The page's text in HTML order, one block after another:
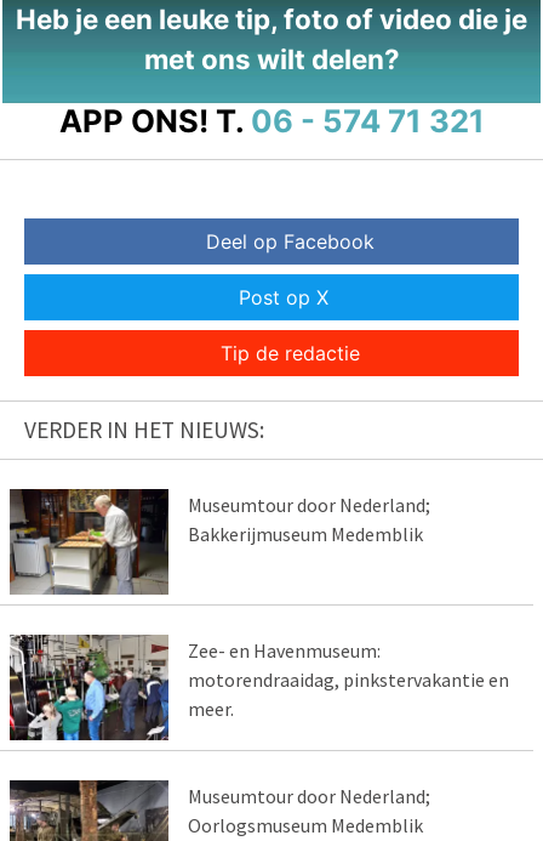
Heb je een leuke tip, foto of video die je
met ons wilt delen?
APP ONS! T. 06 - 574 71 321
Deel op Facebook
Post op X
Tip de redactie
VERDER IN HET NIEUWS:
Museumtour door Nederland;
Bakkerijmuseum Medemblik
Zee- en Havenmuseum:
motorendraaidag, pinkstervakantie en
meer.
Museumtour door Nederland;
Oorlogsmuseum Medemblik